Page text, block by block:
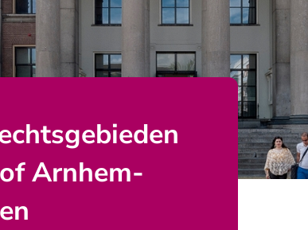
Arnhem-